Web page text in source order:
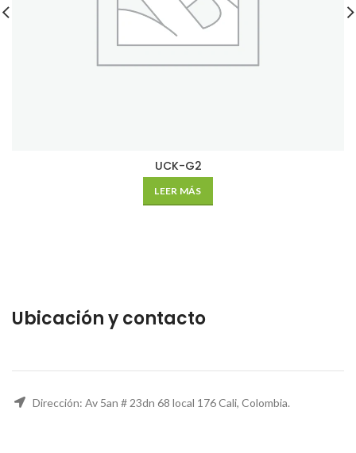
UCK-G2
LEER MÁS
Ubicación y contacto
Dirección: Av 5an # 23dn 68 local 176 Cali, Colombia.